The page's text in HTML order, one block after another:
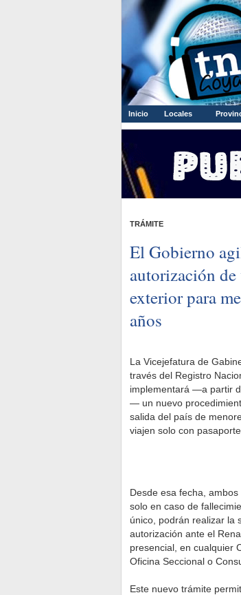
Inicio Locales
TRÁMITE
El Gobierno
autorización
exterior para
años
La Vicejefatura de
través del Registro
implementará —a partir
— un nuevo
salida del país de
viajen solo con pasaporte.
Desde esa fecha,
solo en caso de
único, podrán realizar la
autorización ante el
presencial, en cualquier
Oficina Seccional o
Este nuevo trámite